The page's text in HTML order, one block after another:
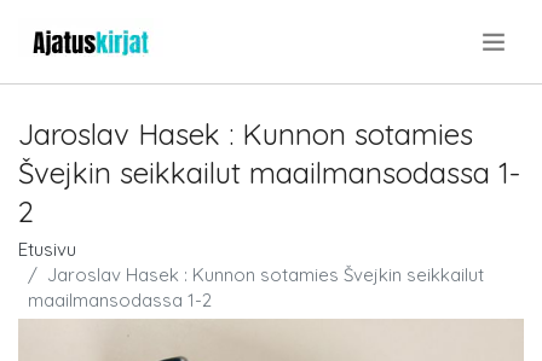
Jaroslav Hasek : Kunnon sotamies
Švejkin seikkailut maailmansodassa 1-
2
Etusivu
Jaroslav Hasek : Kunnon sotamies Švejkin seikkailut
maailmansodassa 1-2